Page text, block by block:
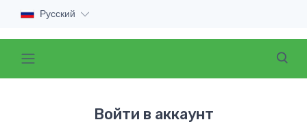
Русский
Войти в аккаунт